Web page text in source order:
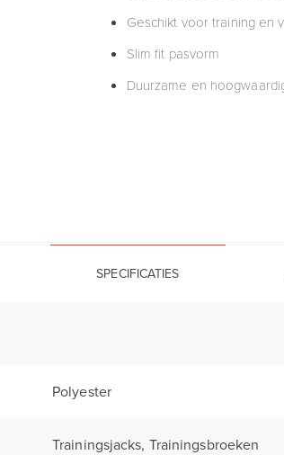
Geschikt voor training en
Slim fit pasvorm
Duurzame en
SPECIFICATIES
Polyester
Trainingsjacks, Trainingsbroeken